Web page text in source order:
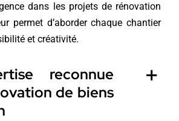
dans les projets de rénovation
permet d’aborder chaque chantier
et créativité.
reconnue
de biens